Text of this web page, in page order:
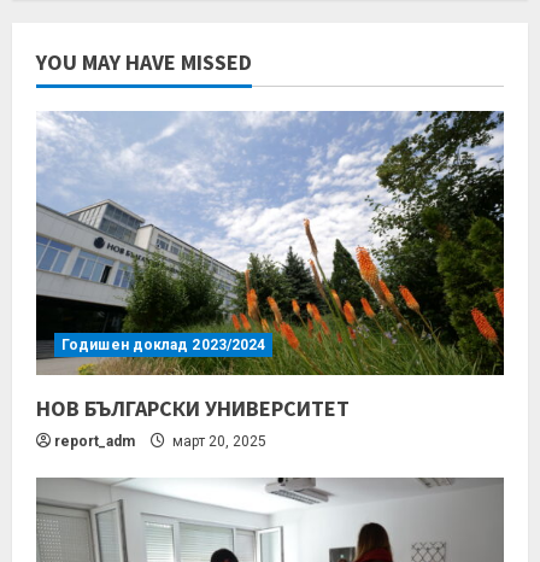
YOU MAY HAVE MISSED
Годишен доклад 2023/2024
НОВ БЪЛГАРСКИ УНИВЕРСИТЕТ
report_adm март 20, 2025